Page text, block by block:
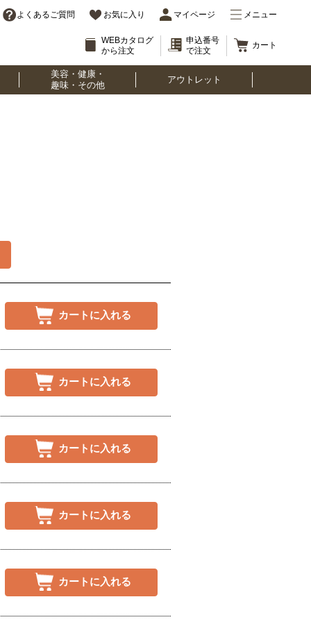
よくあるご質問 お気に入り マイページ メニュー
WEBカタログ
から注文
申込番号
で注文
カート
美容・健康・
趣味・その他
アウトレット
カートに入れる
カートに入れる
カートに入れる
カートに入れる
カートに入れる